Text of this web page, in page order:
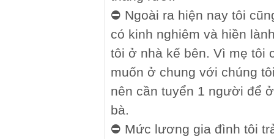
⛔ Ngoài ra hiện nay tôi
có kinh nghiêm và hiền
tôi ở nhà kế bên. Vì mẹ tôi
muốn ở chung với chúng
nên cần tuyển 1 người để
bà.
⛔ Mức lương gia đình tôi